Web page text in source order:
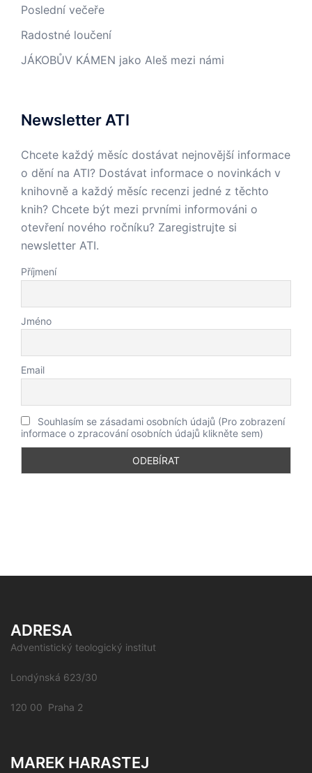
Poslední večeře
Radostné loučení
JÁKOBŮV KÁMEN jako Aleš mezi námi
Newsletter ATI
Chcete každý měsíc dostávat nejnovější informace
o dění na ATI? Dostávat informace o novinkách v
knihovně a každý měsíc recenzi jedné z těchto
knih? Chcete být mezi prvními informováni o
otevření nového ročníku? Zaregistrujte si
newsletter ATI.
Příjmení
Jméno
Email
Souhlasím se zásadami osobních údajů (Pro zobrazení
informace o zpracování osobních údajů klikněte sem)
ADRESA
Adventistický teologický institut
Londýnská 623/30
120 00 Praha 2
MAREK HARASTEJ